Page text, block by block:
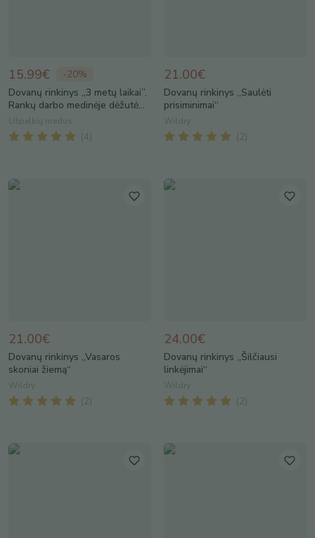
15.99€ -20%
Dovanų rinkinys „3 metų laikai”.
Rankų darbo medinėje dėžutė...
Užpelkių medus
( 4
21.00€
Dovanų rinkinys „Saulėti
prisiminimai“
Wildry
( 2
21.00€
Dovanų rinkinys „Vasaros
skoniai žiemą“
Wildry
( 2
24.00€
Dovanų rinkinys „Šilčiausi
linkėjimai“
Wildry
( 2